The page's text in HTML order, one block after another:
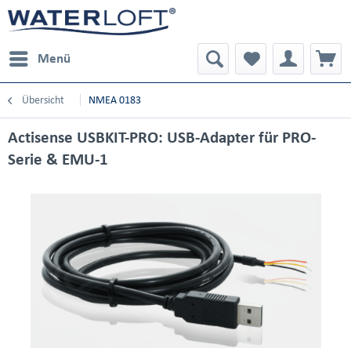
Menü
Übersicht NMEA 0183
Actisense USBKIT-PRO: USB-Adapter für PRO-
Serie & EMU-1